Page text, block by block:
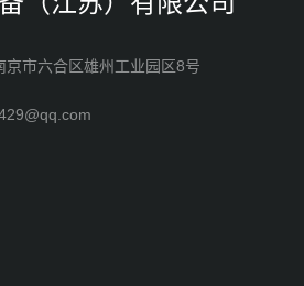
京市六合区雄州工业园区8号